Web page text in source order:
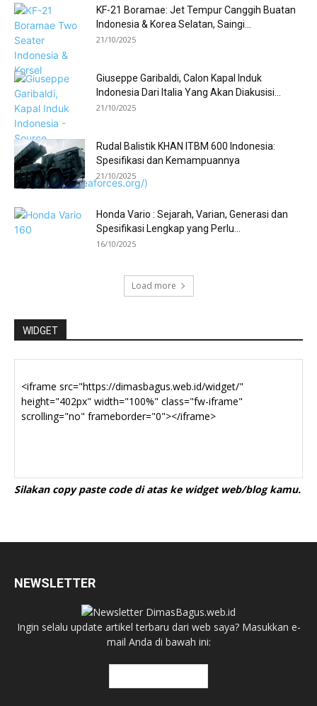
KF-21 Boramae: Jet Tempur Canggih Buatan
Indonesia & Korea Selatan, Saingi...
21/10/2025
Giuseppe Garibaldi, Calon Kapal Induk
Indonesia Dari Italia Yang Akan Diakusisi...
21/10/2025
Rudal Balistik KHAN ITBM 600 Indonesia:
Spesifikasi dan Kemampuannya
21/10/2025
Honda Vario : Sejarah, Varian, Generasi dan
Spesifikasi Lengkap yang Perlu...
16/10/2025
Load more
WIDGET
Silakan copy paste code di atas ke widget web/blog kamu.
NEWSLETTER
Ingin selalu update artikel terbaru dari web saya? Masukkan e-
mail Anda di bawah ini: